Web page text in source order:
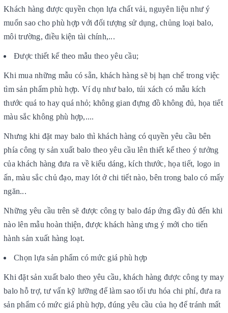
Khách hàng được quyền chọn lựa chất vải, nguyên liệu như ý
muốn sao cho phù hợp với đối tượng sử dụng, chủng loại balo,
môi trường, điều kiện tài chính,...
Được thiết kế theo mẫu theo yêu cầu;
Khi mua những mẫu có sẵn, khách hàng sẽ bị hạn chế trong việc
tìm sản phẩm phù hợp. Ví dụ như balo, túi xách có mẫu kích
thước quá to hay quá nhỏ; không gian đựng đồ không đủ, họa tiết
màu sắc không phù hợp,....
Nhưng khi đặt may balo thì khách hàng có quyền yêu cầu bên
phía công ty sản xuất balo theo yêu cầu lên thiết kế theo ý tưởng
của khách hàng đưa ra về kiểu dáng, kích thước, họa tiết, logo in
ấn, màu sắc chủ đạo, may lót ở chi tiết nào, bên trong balo có mấy
ngăn...
Những yêu cầu trên sẽ được công ty balo đáp ứng đầy đủ đến khi
nào lên mẫu hoàn thiện, được khách hàng ưng ý mới cho tiến
hành sản xuất hàng loạt.
Chọn lựa sản phẩm có mức giá phù hợp
Khi đặt sản xuất balo theo yêu cầu, khách hàng được công ty may
balo hỗ trợ, tư vấn kỹ lưỡng để làm sao tối ưu hóa chi phí, đưa ra
sản phẩm có mức giá phù hợp, đúng yêu cầu của họ để tránh mất